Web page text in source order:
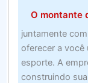
O montante
juntamente
oferecer a você
esporte. A
construindo